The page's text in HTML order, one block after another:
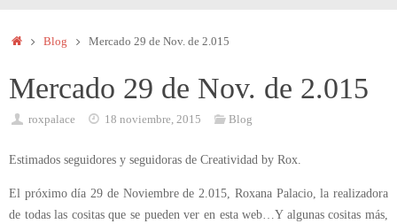
InicioBlog Mercado 29 de Nov. de 2.015
Mercado 29 de Nov. de 2.015
roxpalace 18 noviembre, 2015 Blog
Estimados seguidores y seguidoras de Creatividad by Rox.
El próximo día 29 de Noviembre de 2.015, Roxana Palacio, la realizadora
de todas las cositas que se pueden ver en esta web…Y algunas cositas más,